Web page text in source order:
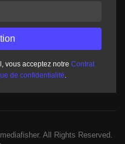
vous acceptez notre Contrat
de confidentialité.
All Rights Reserved.